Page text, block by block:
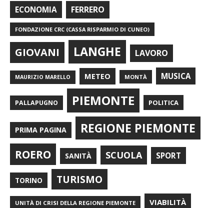
ECONOMIA FERRERO
FONDAZIONE CRC (CASSA RISPARMIO DI CUNEO)
GIOVANI LANGHE LAVORO
MAURIZIO MARELLO METEO MONTÀ MUSICA
PALLAPUGNO PIEMONTE POLITICA
PRIMA PAGINA REGIONE PIEMONTE
ROERO SANITÀ SCUOLA SPORT
TORINO TURISMO
UNITÀ DI CRISI DELLA REGIONE PIEMONTE VIABILITÀ